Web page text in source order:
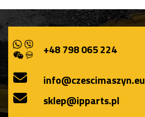
+48 798 065 224
info@czescimaszyn.eu
sklep@ipparts.pl